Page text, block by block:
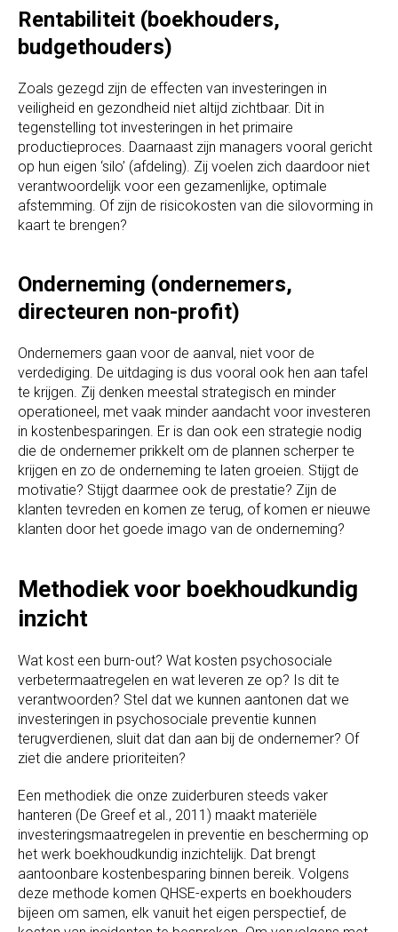
Rentabiliteit (boekhouders,
budgethouders)
Zoals gezegd zijn de effecten van investeringen in
veiligheid en gezondheid niet altijd zichtbaar. Dit in
tegenstelling tot investeringen in het primaire
productieproces. Daarnaast zijn managers vooral gericht
op hun eigen ‘silo’ (afdeling). Zij voelen zich daardoor niet
verantwoordelijk voor een gezamenlijke, optimale
afstemming. Of zijn de risicokosten van die silovorming in
kaart te brengen?
Onderneming (ondernemers,
directeuren non-profit)
Ondernemers gaan voor de aanval, niet voor de
verdediging. De uitdaging is dus vooral ook hen aan tafel
te krijgen. Zij denken meestal strategisch en minder
operationeel, met vaak minder aandacht voor investeren
in kostenbesparingen. Er is dan ook een strategie nodig
die de ondernemer prikkelt om de plannen scherper te
krijgen en zo de onderneming te laten groeien. Stijgt de
motivatie? Stijgt daarmee ook de prestatie? Zijn de
klanten tevreden en komen ze terug, of komen er nieuwe
klanten door het goede imago van de onderneming?
Methodiek voor boekhoudkundig
inzicht
Wat kost een burn-out? Wat kosten psychosociale
verbetermaatregelen en wat leveren ze op? Is dit te
verantwoorden? Stel dat we kunnen aantonen dat we
investeringen in psychosociale preventie kunnen
terugverdienen, sluit dat dan aan bij de ondernemer? Of
ziet die andere prioriteiten?
Een methodiek die onze zuiderburen steeds vaker
hanteren (De Greef et al., 2011) maakt materiële
investeringsmaatregelen in preventie en bescherming op
het werk boekhoudkundig inzichtelijk. Dat brengt
aantoonbare kostenbesparing binnen bereik. Volgens
deze methode komen QHSE-experts en boekhouders
bijeen om samen, elk vanuit het eigen perspectief, de